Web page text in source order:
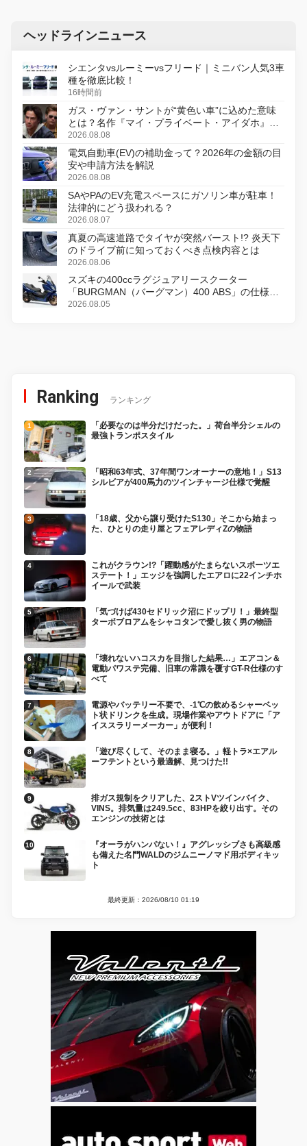
ヘッドラインニュース
シエンタvsルーミーvsフリード｜ミニバン人気3車
種を徹底比較！
16時間前
ガス・ヴァン・サントが“黄色い車”に込めた意味
とは？名作『マイ・プライベート・アイダホ』が
初のデジタルリマスター版で復活
2026.08.08
電気自動車(EV)の補助金って？2026年の金額の目
安や申請方法を解説
2026.08.08
SAやPAのEV充電スペースにガソリン車が駐車！
法律的にどう扱われる？
2026.08.07
真夏の高速道路でタイヤが突然バースト!? 炎天下
のドライブ前に知っておくべき点検内容とは
2026.08.06
スズキの400ccラグジュアリースクーター
「BURGMAN（バーグマン）400 ABS」の仕様を
変更し、8月18日に発売
2026.08.05
Ranking ランキング
「必要なのは半分だけだった。」荷台半分シェルの
最強トランポスタイル
「昭和63年式、37年間ワンオーナーの意地！」S13
シルビアが400馬力のツインチャージ仕様で覚醒
「18歳、父から譲り受けたS130」そこから始まっ
た、ひとりの走り屋とフェアレディZの物語
これがクラウン!?「躍動感がたまらないスポーツエ
ステート！」エッジを強調したエアロに22インチホ
イールで武装
「気づけば430セドリック沼にドップリ！」最終型
ターボブロアムをシャコタンで愛し抜く男の物語
「壊れないハコスカを目指した結果…」エアコン＆
電動パワステ完備、旧車の常識を覆すGT-R仕様のす
べて
電源やバッテリー不要で、-1℃の飲めるシャーベッ
ト状ドリンクを生成。現場作業やアウトドアに「ア
イススラリーメーカー」が便利！
「遊び尽くして、そのまま寝る。」軽トラ×エアル
ーフテントという最適解、見つけた!!
排ガス規制をクリアした、2ストVツインバイク、
VINS。排気量は249.5cc、83HPを絞り出す。その
エンジンの技術とは
『オーラがハンパない！』アグレッシブさも高級感
も備えた名門WALDのジムニーノマド用ボディキッ
ト
最終更新：2026/08/10 01:19